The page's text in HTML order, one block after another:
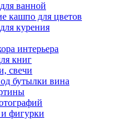
ванной
кашпо для цветов
курения
интерьера
книг
свечи
бутылки вина
фигурки